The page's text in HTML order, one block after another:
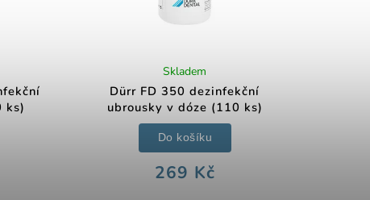
ks)
Dürr FD 350 dezinfekční
ubrousky v dóze (110 ks)
Skladem
269 Kč
Do košíku